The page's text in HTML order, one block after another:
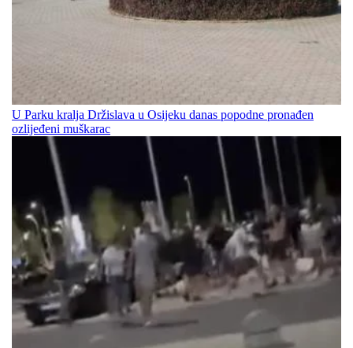
U Parku kralja Držislava u Osijeku danas popodne pronađen
ozlijeđeni muškarac